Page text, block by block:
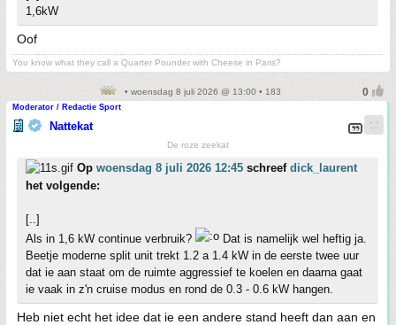
1,6kW
Oof
You know what they call a Quarter Pounder with Cheese in Paris?
• woensdag 8 juli 2026 @ 13:00 • 183
Moderator / Redactie Sport
Nattekat
De roze zeekat
Op woensdag 8 juli 2026 12:45 schreef dick_laurent
het volgende:
[..]
Als in 1,6 kW continue verbruik?
Dat is namelijk wel heftig ja.
Beetje moderne split unit trekt 1.2 a 1.4 kW in de eerste twee uur
dat ie aan staat om de ruimte aggressief te koelen en daarna gaat
ie vaak in z'n cruise modus en rond de 0.3 - 0.6 kW hangen.
Heb niet echt het idee dat ie een andere stand heeft dan aan en